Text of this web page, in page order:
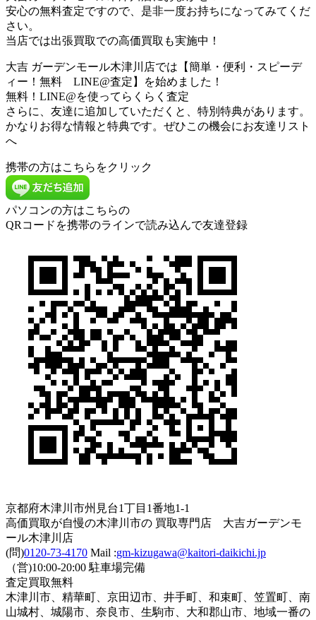
安心の無料査定ですので、是非一度お持ちになってみてくだ
さい。
当店では出張買取での高価買取も実施中！
大吉 ガーデンモール木津川店では【簡単・便利・スピーデ
ィー！無料 LINE@査定】を始めました！
無料！LINE@を使ってらくらく査定
さらに、友達に追加していただくと、特別特典があります。
かなりお得な情報と特典です。ぜひこの機会にお友達リスト
へ
携帯の方はこちらをクリック
パソコンの方はこちらの
QRコードを携帯のラインで読み込んで友達登録
京都府木津川市州見台1丁目1番地1-1
高価買取が自慢の木津川市の 買取専門店 大吉ガーデンモ
ール木津川店
(問)0120-73-4170 Mail :gm-kizugawa@kaitori-daikichi.jp
（営)10:00-20:00 駐車場完備
査定買取無料
木津川市、精華町、京田辺市、井手町、和束町、笠置町、南
山城村、城陽市、奈良市、生駒市、大和郡山市、地域一番の